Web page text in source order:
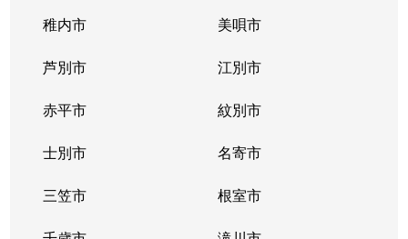
稚内市 美唄市
芦別市 江別市
赤平市 紋別市
士別市 名寄市
三笠市 根室市